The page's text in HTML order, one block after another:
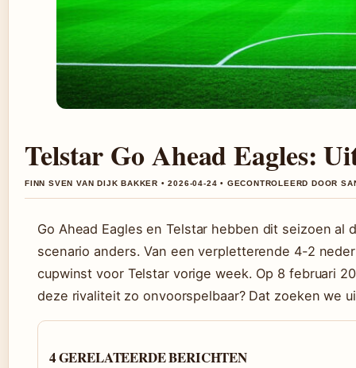
Telstar Go Ahead Eagles:
FINN SVEN VAN DIJK BAKKER • 2026-04-24 • GECONTROLEERD DOOR
Go Ahead Eagles en Telstar hebben dit seizoen
scenario anders. Van een verpletterende 4-2
cupwinst voor Telstar vorige week. Op 8 februari
deze rivaliteit zo onvoorspelbaar? Dat zoeken we
4 GERELATEERDE BERICHTEN